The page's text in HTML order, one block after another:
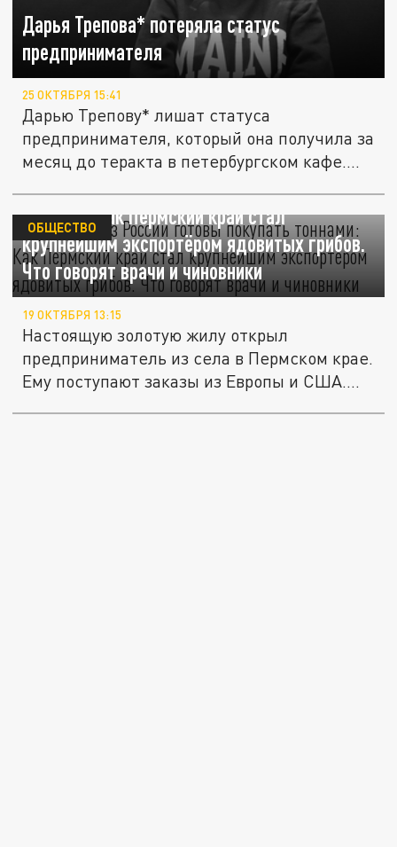
Дарья Трепова* потеряла статус
предпринимателя
25 ОКТЯБРЯ 15:41
Дарью Трепову* лишат статуса
предпринимателя, который она получила за
месяц до теракта в петербургском кафе....
Мухоморы из России готовы покупать
тоннами: Как Пермский край стал
крупнейшим экспортёром ядовитых грибов.
Что говорят врачи и чиновники
ОБЩЕСТВО
19 ОКТЯБРЯ 13:15
Настоящую золотую жилу открыл
предприниматель из села в Пермском крае.
Ему поступают заказы из Европы и США.